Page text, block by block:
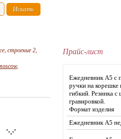
строение 2,
,
Прайс-лист
Ежедневник А5 с
ручки на корешке
гибкий. Резинка
гравировкой.
Формат изделия
Ежедневник А5